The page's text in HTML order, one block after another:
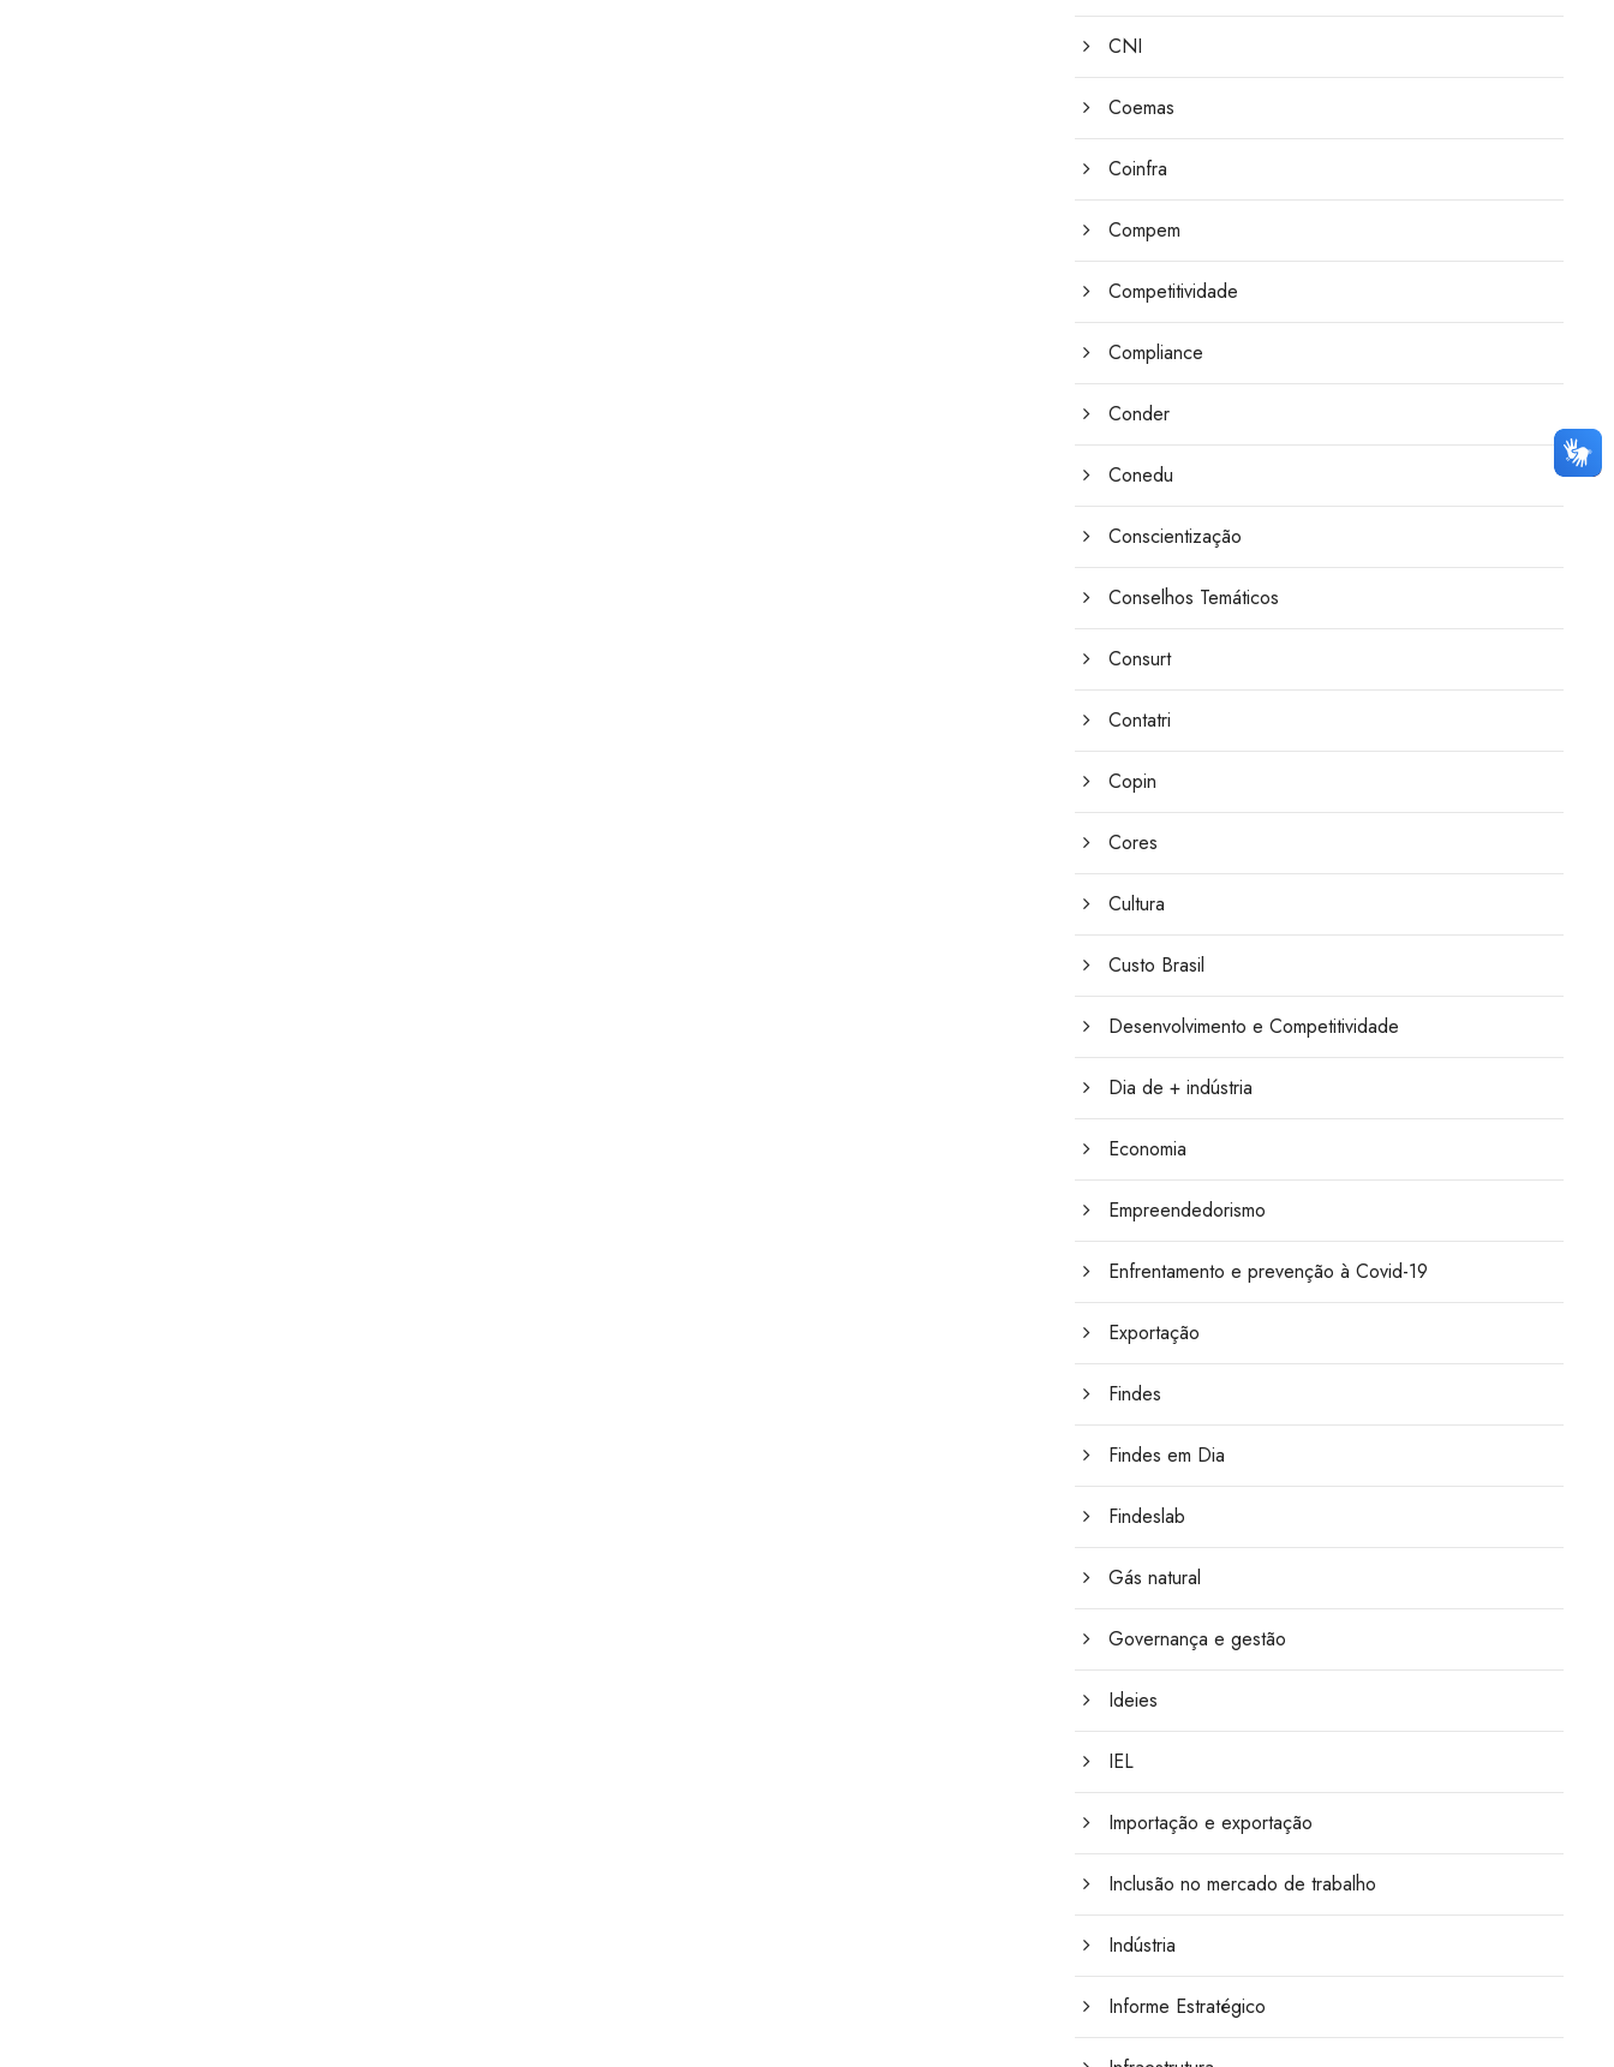
CNI
Coemas
Coinfra
Compem
Competitividade
Compliance
Conder
Conedu
Conscientização
Conselhos Temáticos
Consurt
Contatri
Copin
Cores
Cultura
Custo Brasil
Desenvolvimento e Competitividade
Dia de + indústria
Economia
Empreendedorismo
Enfrentamento e prevenção à Covid-19
Exportação
Findes
Findes em Dia
Findeslab
Gás natural
Governança e gestão
Ideies
IEL
Importação e exportação
Inclusão no mercado de trabalho
Indústria
Informe Estratégico